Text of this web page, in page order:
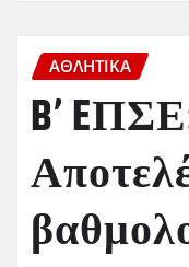
ΑΘΛΗΤΙΚΑ
B’